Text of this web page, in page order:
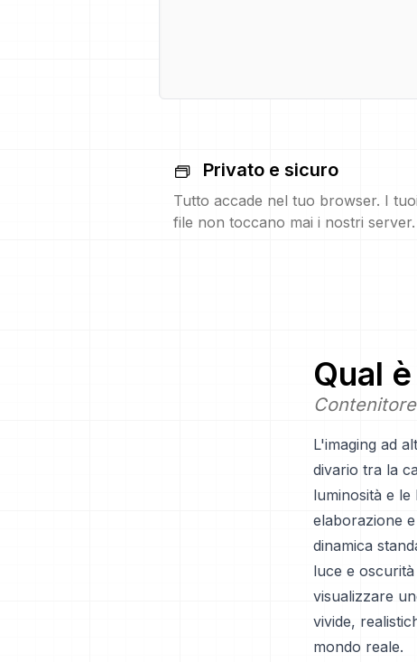
Privato e sicuro
Tutto accade nel tuo browser. I tuoi
file non toccano mai i nostri server.
Qual
L'imaging ad
divario tra la
luminosità e le
elaborazione
dinamica
luce e
visualizzare
vivide,
mondo reale.